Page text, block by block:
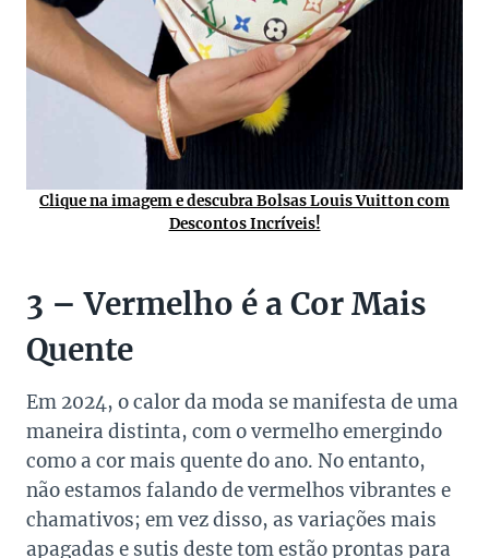
Clique na imagem e descubra Bolsas Louis Vuitton com
Descontos Incríveis!
3 – Vermelho é a Cor Mais
Quente
Em 2024, o calor da moda se manifesta de uma
maneira distinta, com o vermelho emergindo
como a cor mais quente do ano. No entanto,
não estamos falando de vermelhos vibrantes e
chamativos; em vez disso, as variações mais
apagadas e sutis deste tom estão prontas para